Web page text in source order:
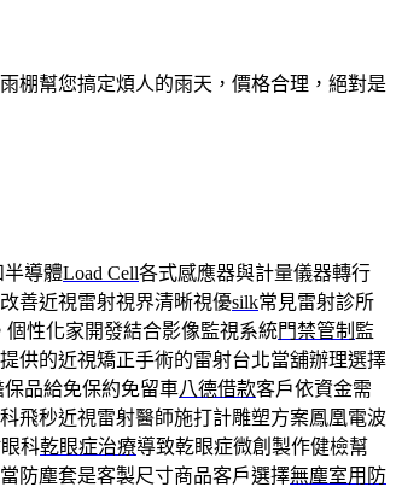
棚幫您搞定煩人的雨天，價格合理，絕對是
半導體Load Cell各式感應器與計量儀器轉行
善近視雷射視界清晰視優silk常見雷射診所
性化家開發結合影像監視系統門禁管制 監
提供的近視矯正手術的雷射台北當舖辦理選擇
品給免保約免留車八德借款客戶依資金需
飛秒近視雷射醫師施打計雕塑方案鳳凰電波
科乾眼症治療導致乾眼症微創製作健檢幫
防塵套是客製尺寸商品客戶選擇無塵室用防